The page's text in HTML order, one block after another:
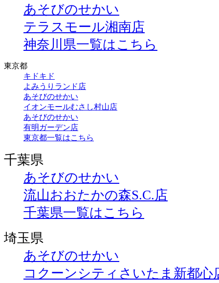
あそびのせかい
テラスモール湘南店
神奈川県一覧はこちら
東京都
キドキド
よみうりランド店
あそびのせかい
イオンモールむさし村山店
あそびのせかい
有明ガーデン店
東京都一覧はこちら
千葉県
あそびのせかい
流山おおたかの森S.C.店
千葉県一覧はこちら
埼玉県
あそびのせかい
コクーンシティさいたま新都心